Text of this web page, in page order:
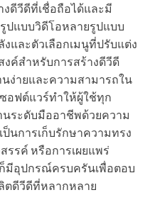
ดีวีดีที่เชื่อถือได้และมี
ปแบบวิดีโอหลายรูปแบบ
และตัวเลือกเมนูที่ปรับแต่ง
งค์สำหรับการสร้างดีวีดี
ง่ายและความสามารถใน
อฟต์แวร์ทำให้ผู้ใช้ทุก
นระดับมืออาชีพด้วยความ
ป็นการเก็บรักษาความทรง
รรค์ หรือการเผยแพร่
ก็มีอุปกรณ์ครบครันเพื่อตอบ
ตดีวีดีที่หลากหลาย